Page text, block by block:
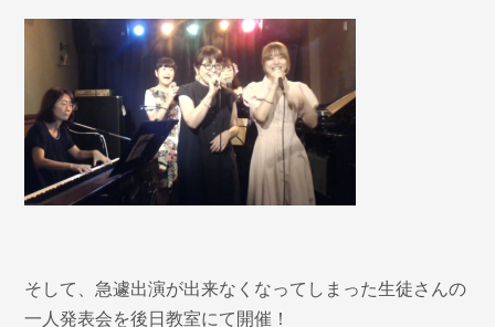
そして、急遽出演が出来なくなってしまった生徒さんの
一人発表会を後日教室にて開催！